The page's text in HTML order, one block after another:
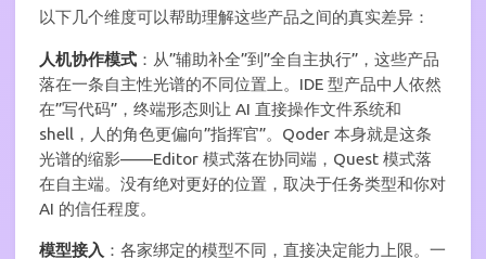
以下几个维度可以帮助理解这些产品之间的真实差异：
人机协作模式 ：从”辅助补全”到”全自主执行”，这些产品
落在一条自主性光谱的不同位置上。IDE 型产品中人依然
在”写代码”，终端形态则让 AI 直接操作文件系统和
shell，人的角色更偏向”指挥官”。Qoder 本身就是这条
光谱的缩影——Editor 模式落在协同端，Quest 模式落
在自主端。没有绝对更好的位置，取决于任务类型和你对
AI 的信任程度。
模型接入 ：各家绑定的模型不同，直接决定能力上限。一